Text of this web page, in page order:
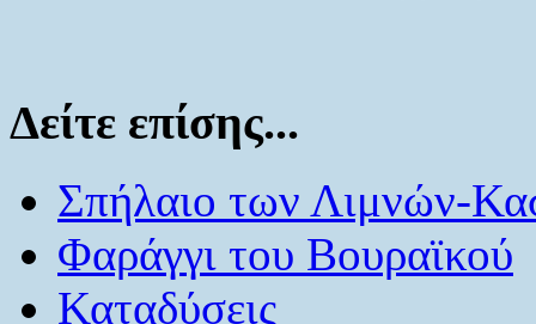
Δείτε επίσης...
Σπήλαιο των Λιμνών-
Φαράγγι του Βουραϊκού
Καταδύσεις